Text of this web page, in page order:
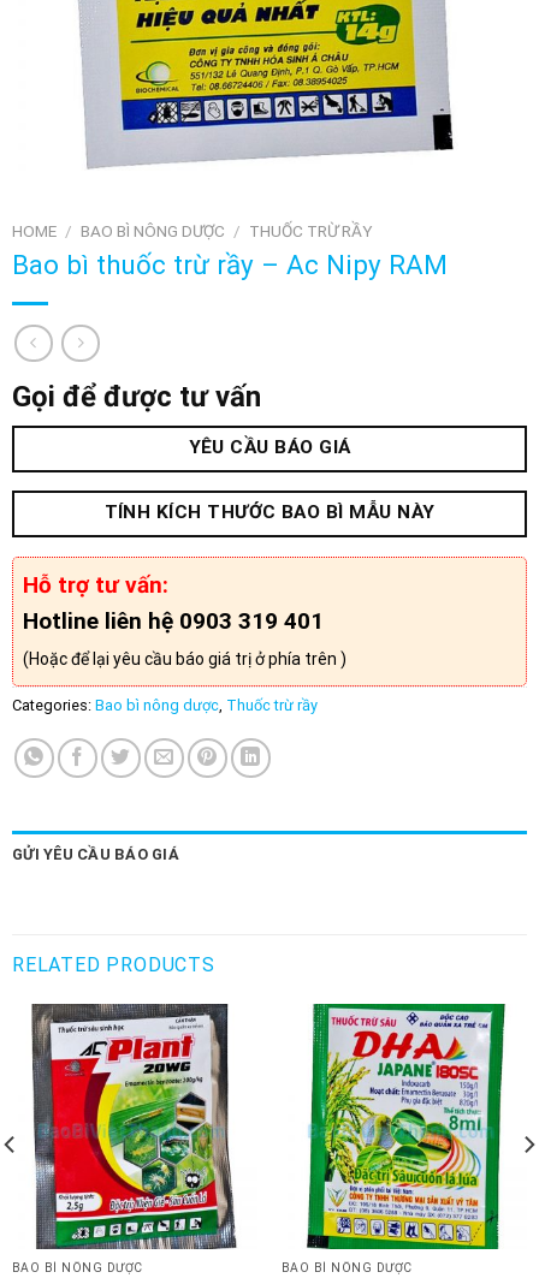
HOME / BAO BÌ NÔNG DƯỢC / THUỐC TRỪ RẦY
Bao bì thuốc trừ rầy – Ac Nipy RAM
Gọi để được tư vấn
YÊU CẦU BÁO GIÁ
TÍNH KÍCH THƯỚC BAO BÌ MẪU NÀY
Hỗ trợ tư vấn:
Hotline liên hệ 0903 319 401
(Hoặc để lại yêu cầu báo giá trị ở phía trên )
Categories: Bao bì nông dược Thuốc trừ rầy
GỬI YÊU CẦU BÁO GIÁ
RELATED PRODUCTS
BAO BÌ NÔNG DƯỢC BAO BÌ NÔNG DƯỢC